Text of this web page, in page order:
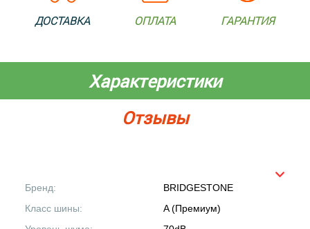
ДОСТАВКА ОПЛАТА ГАРАНТИЯ
Характеристики
Отзывы
Бренд:
BRIDGESTONE
Класс шины:
A (Премиум)